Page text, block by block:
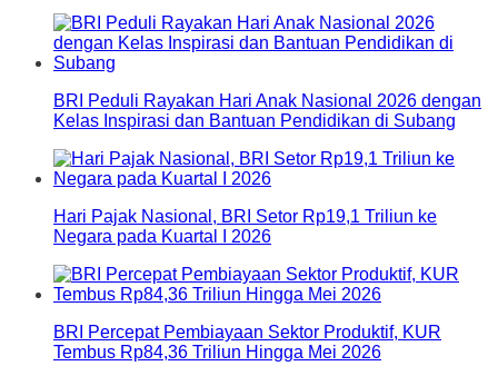
BRI Peduli Rayakan Hari Anak Nasional 2026 dengan
Kelas Inspirasi dan Bantuan Pendidikan di Subang
Hari Pajak Nasional, BRI Setor Rp19,1 Triliun ke
Negara pada Kuartal I 2026
BRI Percepat Pembiayaan Sektor Produktif, KUR
Tembus Rp84,36 Triliun Hingga Mei 2026